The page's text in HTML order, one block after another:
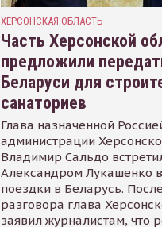
ХЕРСОНСКАЯ ОБЛАСТЬ
Часть Херсонской
предложили
Беларуси для
санаториев
Глава назначенной
администрации
Владимир Сальдо
Александром Лукашенко
поездки в Беларусь.
разговора глава
заявил журналистам, что